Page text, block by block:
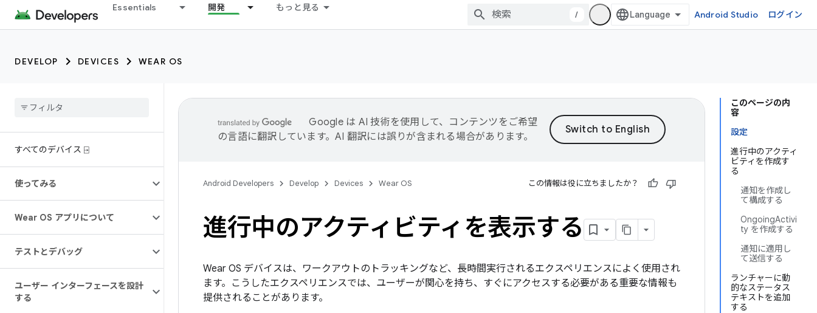
Essentials 開発 もっと見る
/ Android Studio ログイン
DEVELOP DEVICES WEAR OS
すべてのデバイス ⍈
使ってみる
Wear OS アプリについて
テストとデバッグ
ユーザー インターフェースを設計
する
このページの内
容
設定
進行中のアクティ
ビティを作成す
る
通知を作成し
て構成する
OngoingActivi
ty を作成する
通知に適用し
て送信する
ランチャーに動
的なステータス
テキストを追加
する
Google は AI 技術を使用して、コンテンツをご希望
の言語に翻訳しています。AI 翻訳には誤りが含まれる場合があります。
Android Developers Develop Devices Wear OS この情報は役に立ちましたか？
進行中のアクティビティを表示する
Wear OS デバイスは、ワークアウトのトラッキングなど、長時間実行されるエクスペリエンスによく使用され
ます。こうしたエクスペリエンスでは、ユーザーが関心を持ち、すぐにアクセスする必要がある重要な情報も
提供されることがあります。